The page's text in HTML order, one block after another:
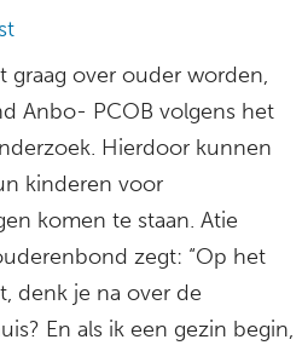
graag over ouder worden,
Anbo- PCOB volgens het
Hierdoor kunnen
kinderen voor
komen te staan. Atie
zegt: “Op het
denk je na over de
En als ik een gezin begin,